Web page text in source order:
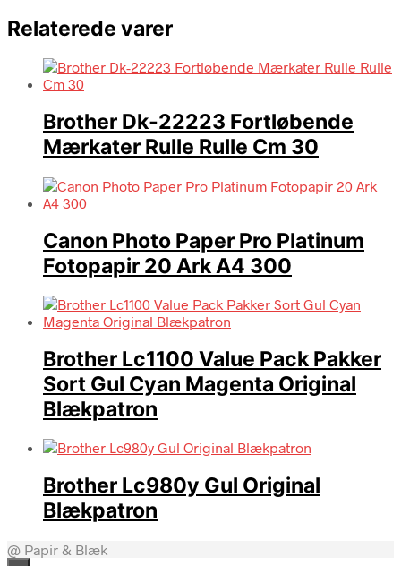
Relaterede varer
Brother Dk-22223 Fortløbende
Mærkater Rulle Rulle Cm 30
Canon Photo Paper Pro Platinum
Fotopapir 20 Ark A4 300
Brother Lc1100 Value Pack Pakker
Sort Gul Cyan Magenta Original
Blækpatron
Brother Lc980y Gul Original
Blækpatron
@ Papir & Blæk